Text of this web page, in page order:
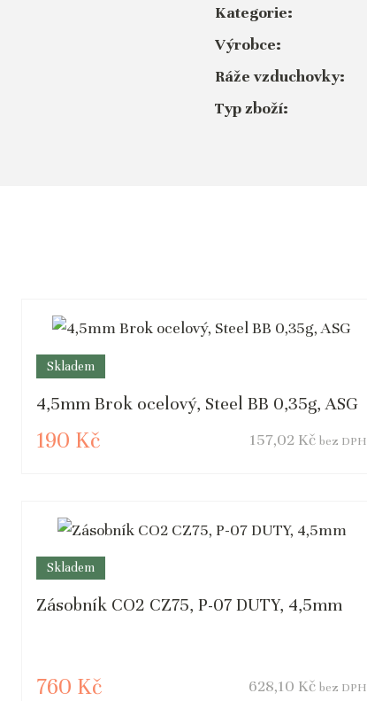
Kategorie:
Výrobce:
Ráže vzduchovky:
Typ zboží:
Skladem
4,5mm Brok ocelový, Steel BB 0,35g, ASG
190 Kč 157,02 Kč bez DPH
Skladem
Zásobník CO2 CZ75, P-07 DUTY, 4,5mm
760 Kč 628,10 Kč bez DPH